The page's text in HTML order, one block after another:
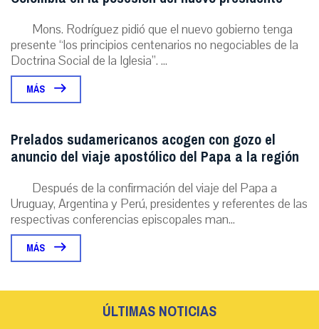
Mons. Rodríguez pidió que el nuevo gobierno tenga
presente “los principios centenarios no negociables de la
Doctrina Social de la Iglesia”. ...
MÁS
Prelados sudamericanos acogen con gozo el
anuncio del viaje apostólico del Papa a la región
Después de la confirmación del viaje del Papa a
Uruguay, Argentina y Perú, presidentes y referentes de las
respectivas conferencias episcopales man...
MÁS
ÚLTIMAS NOTICIAS